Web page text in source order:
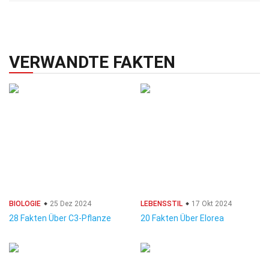
VERWANDTE FAKTEN
BIOLOGIE 25 Dez 2024
28 Fakten Über C3-Pflanze
LEBENSSTIL 17 Okt 2024
20 Fakten Über Elorea